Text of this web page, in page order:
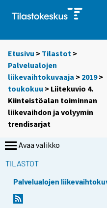
Etusivu > Tilastot >
Palvelualojen
liikevaihtokuvaaja > 2019>
toukokuu > Liitekuvio 4.
Kiinteistöalan toiminnan
liikevaihdon ja volyymin
trendisarjat
Avaa valikko
TILASTOT
Palvelualojen